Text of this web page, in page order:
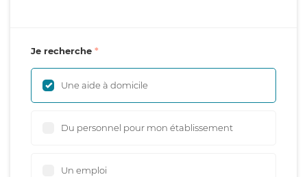
Je recherche
Une aide à domicile
Du personnel pour mon établissement
Un emploi